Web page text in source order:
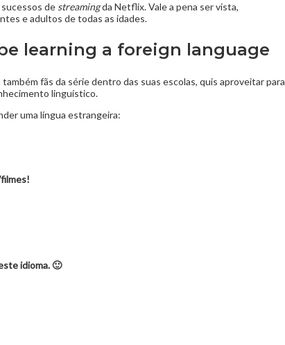
sucessos de streamingda Netflix. Vale a pena ser vista,
e adultos de todas as idades.
learning a foreign language
fãs da série dentro das suas escolas, quis aproveitar para
linguístico.
uma língua estrangeira:
idioma. 🙂